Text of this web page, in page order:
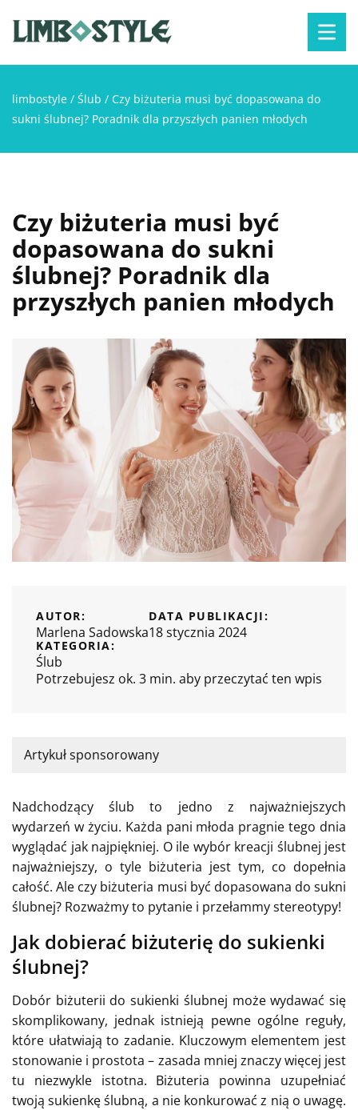
limbostyle / Ślub / Czy biżuteria musi być dopasowana do
sukni ślubnej? Poradnik dla przyszłych panien młodych
Czy biżuteria musi być
dopasowana do sukni
ślubnej? Poradnik dla
przyszłych panien młodych
AUTOR:
Marlena Sadowska
DATA PUBLIKACJI:
18 stycznia 2024
KATEGORIA:
Ślub
Potrzebujesz ok. 3 min. aby przeczytać ten wpis
Artykuł sponsorowany
Nadchodzący ślub to jedno z najważniejszych
wydarzeń w życiu. Każda pani młoda pragnie tego dnia
wyglądać jak najpiękniej. O ile wybór kreacji ślubnej jest
najważniejszy, o tyle biżuteria jest tym, co dopełnia
całość. Ale czy biżuteria musi być dopasowana do sukni
ślubnej? Rozważmy to pytanie i przełammy stereotypy!
Jak dobierać biżuterię do sukienki
ślubnej?
Dobór biżuterii do sukienki ślubnej może wydawać się
skomplikowany, jednak istnieją pewne ogólne reguły,
które ułatwiają to zadanie. Kluczowym elementem jest
stonowanie i prostota – zasada mniej znaczy więcej jest
tu niezwykle istotna. Biżuteria powinna uzupełniać
twoją sukienkę ślubną, a nie konkurować z nią o uwagę.